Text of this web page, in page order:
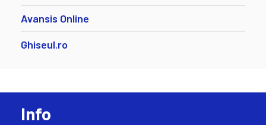
Avansis Online
Ghiseul.ro
Info